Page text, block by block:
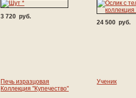
3 720 руб.
24 500 руб.
Печь изразцовая
Коллекция "Купечество"
Ученик